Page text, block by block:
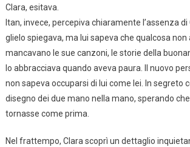
Clara, esitava.
Itan, invece, percepiva chiaramente l’assenza di
glielo spiegava, ma lui sapeva che qualcosa non
mancavano le sue canzoni, le storie della
lo abbracciava quando aveva paura. Il nuovo
non sapeva occuparsi di lui come lei. In segreto
disegno dei due mano nella mano, sperando
tornasse come prima.
Nel frattempo, Clara scoprì un dettaglio